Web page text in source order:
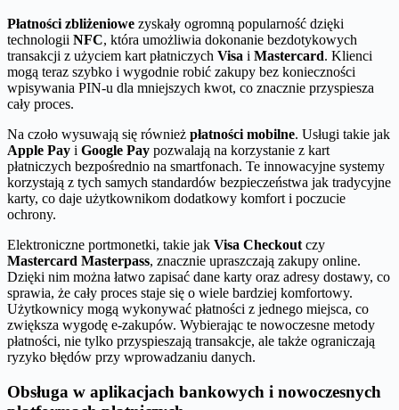
Płatności zbliżeniowe zyskały ogromną popularność dzięki
technologii NFC, która umożliwia dokonanie bezdotykowych
transakcji z użyciem kart płatniczych Visa i Mastercard. Klienci
mogą teraz szybko i wygodnie robić zakupy bez konieczności
wpisywania PIN-u dla mniejszych kwot, co znacznie przyspiesza
cały proces.
Na czoło wysuwają się również płatności mobilne. Usługi takie jak
Apple Pay i Google Pay pozwalają na korzystanie z kart
płatniczych bezpośrednio na smartfonach. Te innowacyjne systemy
korzystają z tych samych standardów bezpieczeństwa jak tradycyjne
karty, co daje użytkownikom dodatkowy komfort i poczucie
ochrony.
Elektroniczne portmonetki, takie jak Visa Checkout czy
Mastercard Masterpass, znacznie upraszczają zakupy online.
Dzięki nim można łatwo zapisać dane karty oraz adresy dostawy, co
sprawia, że cały proces staje się o wiele bardziej komfortowy.
Użytkownicy mogą wykonywać płatności z jednego miejsca, co
zwiększa wygodę e-zakupów. Wybierając te nowoczesne metody
płatności, nie tylko przyspieszają transakcje, ale także ograniczają
ryzyko błędów przy wprowadzaniu danych.
Obsługa w aplikacjach bankowych i nowoczesnych